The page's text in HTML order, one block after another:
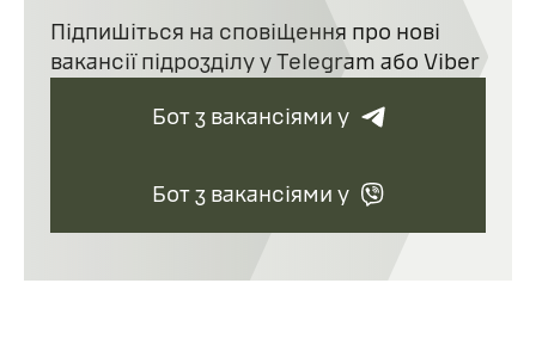
Підпишіться на сповіщення про нові
вакансії підрозділу у Telegram або Viber
Бот з вакансіями у
Бот з вакансіями у